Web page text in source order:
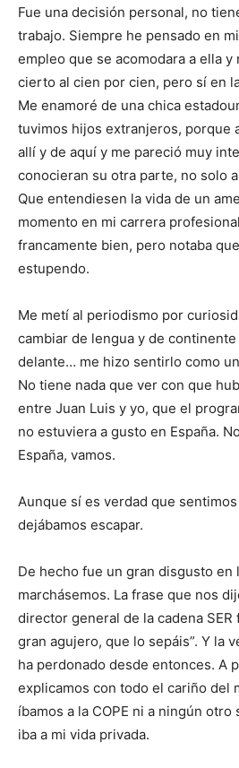
Fue una decisión personal, no
trabajo. Siempre he pensado en
empleo que se acomodara a ella y
cierto al cien por cien, pero sí en
Me enamoré de una chica
tuvimos hijos extranjeros, porque
allí y de aquí y me pareció muy
conocieran su otra parte, no solo
Que entendiesen la vida de un
momento en mi carrera
francamente bien, pero notaba
estupendo.
Me metí al periodismo por
cambiar de lengua y de
delante… me hizo sentirlo como
No tiene nada que ver con que
entre Juan Luis y yo, que el
no estuviera a gusto en España.
España, vamos.
Aunque sí es verdad que
dejábamos escapar.
De hecho fue un gran disgusto en
marchásemos. La frase que nos
director general de la cadena SER
gran agujero, que lo sepáis”. Y la
ha perdonado desde entonces. A
explicamos con todo el cariño del
íbamos a la COPE ni a ningún
iba a mi vida privada.